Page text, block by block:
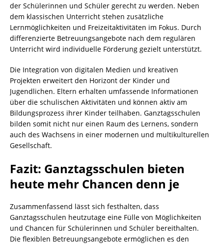
der Schülerinnen und Schüler gerecht zu werden. Neben
dem klassischen Unterricht stehen zusätzliche
Lernmöglichkeiten und Freizeitaktivitäten im Fokus. Durch
differenzierte Betreuungsangebote nach dem regulären
Unterricht wird individuelle Förderung gezielt unterstützt.
Die Integration von digitalen Medien und kreativen
Projekten erweitert den Horizont der Kinder und
Jugendlichen. Eltern erhalten umfassende Informationen
über die schulischen Aktivitäten und können aktiv am
Bildungsprozess ihrer Kinder teilhaben. Ganztagsschulen
bilden somit nicht nur einen Raum des Lernens, sondern
auch des Wachsens in einer modernen und multikulturellen
Gesellschaft.
Fazit: Ganztagsschulen bieten
heute mehr Chancen denn je
Zusammenfassend lässt sich festhalten, dass
Ganztagsschulen heutzutage eine Fülle von Möglichkeiten
und Chancen für Schülerinnen und Schüler bereithalten.
Die flexiblen Betreuungsangebote ermöglichen es den